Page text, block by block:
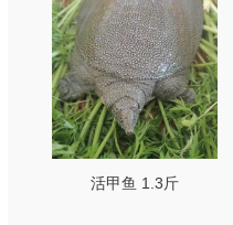
活甲鱼 1.3斤